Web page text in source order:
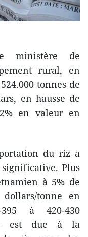
ministère de
rural, en
tonnes de
en hausse de
en valeur en
du riz a
Plus
à 5% de
tonne en
à 420-430
est due à la